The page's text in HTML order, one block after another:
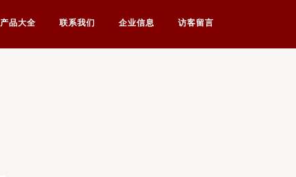
产品大全 联系我们 企业信息 访客留言